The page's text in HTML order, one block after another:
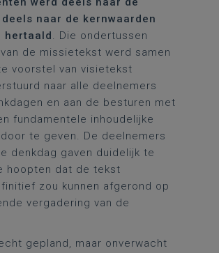
naar de kernwaarden
hertaald. Die ondertussen
de missietekst werd samen
voorstel van visietekst
naar alle deelnemers
en aan de besturen met
fundamentele inhoudelijke
te geven. De deelnemers
denkdag gaven duidelijk te
hoopten dat de tekst
zou kunnen afgerond op
vergadering van de
gepland, maar onverwacht